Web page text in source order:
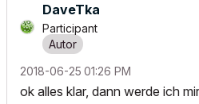
DaveTka
Participant
‎2018-06-25 01:26 PM
ok alles klar, dann werde ich